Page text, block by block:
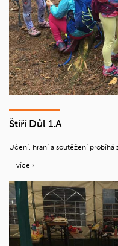
Štíří Důl 1.A
Učení, hraní a soutěžení
více ›